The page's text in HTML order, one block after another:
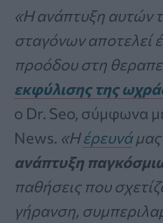
«Η ανάπτυξη αυτών
σταγόνων αποτελεί
προόδου στη
εκφύλισης της
ο Dr. Seo, σύμφωνα
News. «Ηέρευνάμας
ανάπτυξη
παθήσεις που
γήρανση,